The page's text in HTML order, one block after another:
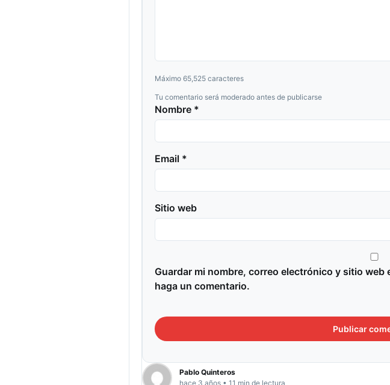
Máximo 65,525 caracteres
Tu comentario será moderado antes de publicarse
Nombre *
Email *
Sitio web
Guardar mi nombre, correo electrónico y sitio web
haga un comentario.
Pablo Quinteros
hace 3 años • 11 min de lectura